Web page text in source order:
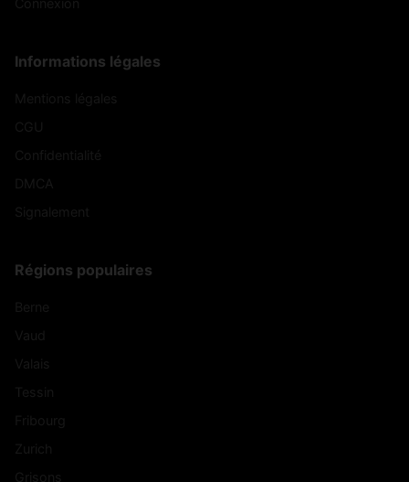
Informations légales
Régions populaires